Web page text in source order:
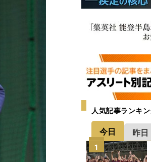
人気記事ランキ
今日 昨日
1